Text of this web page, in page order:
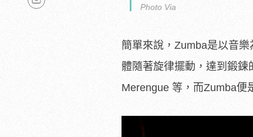
Photo Via
簡單來說，Zumba是以音
體隨著旋律擺動，達到鍛鍊
Merengue 等，而Zumba便